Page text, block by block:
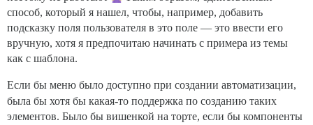
способ, который я нашел, чтобы, например, добавить
подсказку поля пользователя в это поле — это ввести его
вручную, хотя я предпочитаю начинать с примера из темы
как с шаблона.
Если бы меню было доступно при создании автоматизации,
была бы хотя бы какая-то поддержка по созданию таких
элементов. Было бы вишенкой на торте, если бы компоненты